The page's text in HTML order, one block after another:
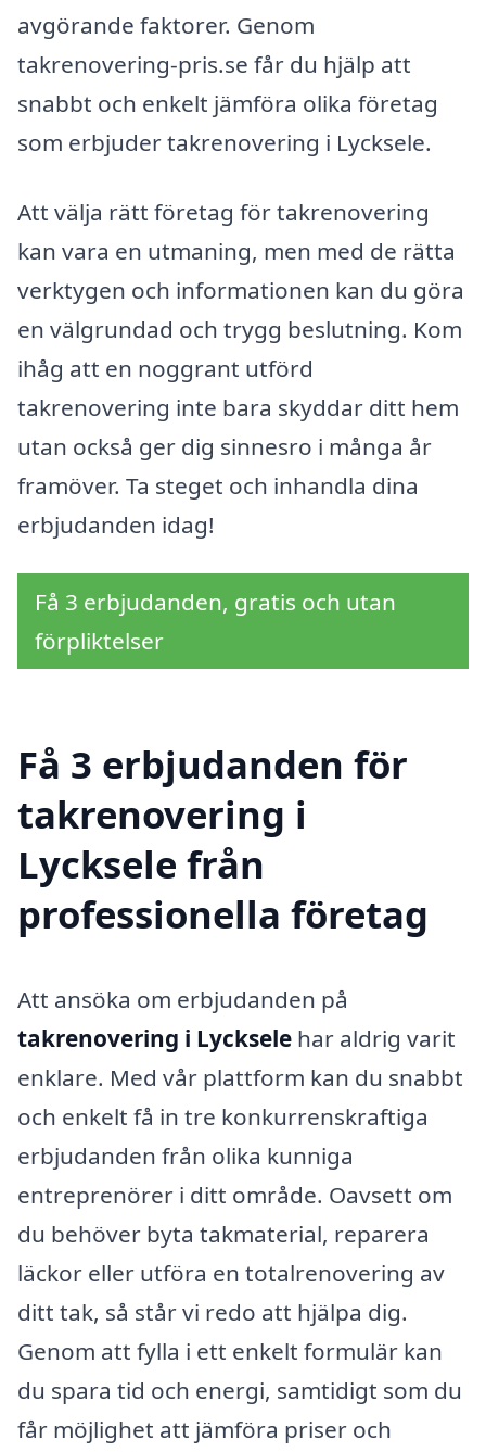
avgörande faktorer. Genom
takrenovering-pris.se får du hjälp att
snabbt och enkelt jämföra olika företag
som erbjuder takrenovering i Lycksele.
Att välja rätt företag för takrenovering
kan vara en utmaning, men med de rätta
verktygen och informationen kan du göra
en välgrundad och trygg beslutning. Kom
ihåg att en noggrant utförd
takrenovering inte bara skyddar ditt hem
utan också ger dig sinnesro i många år
framöver. Ta steget och inhandla dina
erbjudanden idag!
Få 3 erbjudanden, gratis och utan
förpliktelser
Få 3 erbjudanden för
takrenovering i
Lycksele från
professionella företag
Att ansöka om erbjudanden på
takrenovering i Lycksele har aldrig varit
enklare. Med vår plattform kan du snabbt
och enkelt få in tre konkurrenskraftiga
erbjudanden från olika kunniga
entreprenörer i ditt område. Oavsett om
du behöver byta takmaterial, reparera
läckor eller utföra en totalrenovering av
ditt tak, så står vi redo att hjälpa dig.
Genom att fylla i ett enkelt formulär kan
du spara tid och energi, samtidigt som du
får möjlighet att jämföra priser och